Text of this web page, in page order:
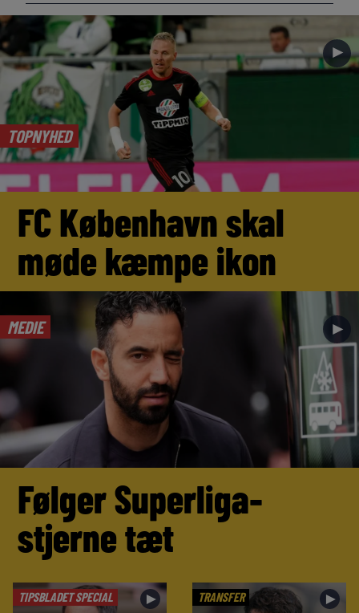
TOPNYHED
►
FC København skal
møde kæmpe ikon
MEDIE ►
Følger Superliga-
stjerne tæt
TIPSBLADET SPECIAL ► TRANSFER ►